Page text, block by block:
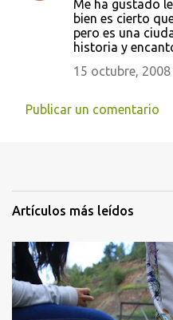
Me ha gustado
bien es cierto
pero es una
historia y
15 octubre, 2008
Publicar un comentario
Artículos más leídos